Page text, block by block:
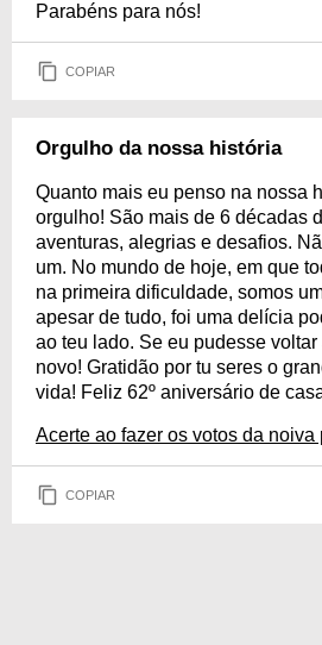
Parabéns para nós!
COPIAR
Orgulho da nossa história
Quanto mais eu penso na nossa
orgulho! São mais de 6 décadas
aventuras, alegrias e desafios.
um. No mundo de hoje, em que
na primeira dificuldade, somos
apesar de tudo, foi uma delícia
ao teu lado. Se eu pudesse
novo! Gratidão por tu seres o
vida! Feliz 62º aniversário de
Acerte ao fazer os votos da noiva
COPIAR